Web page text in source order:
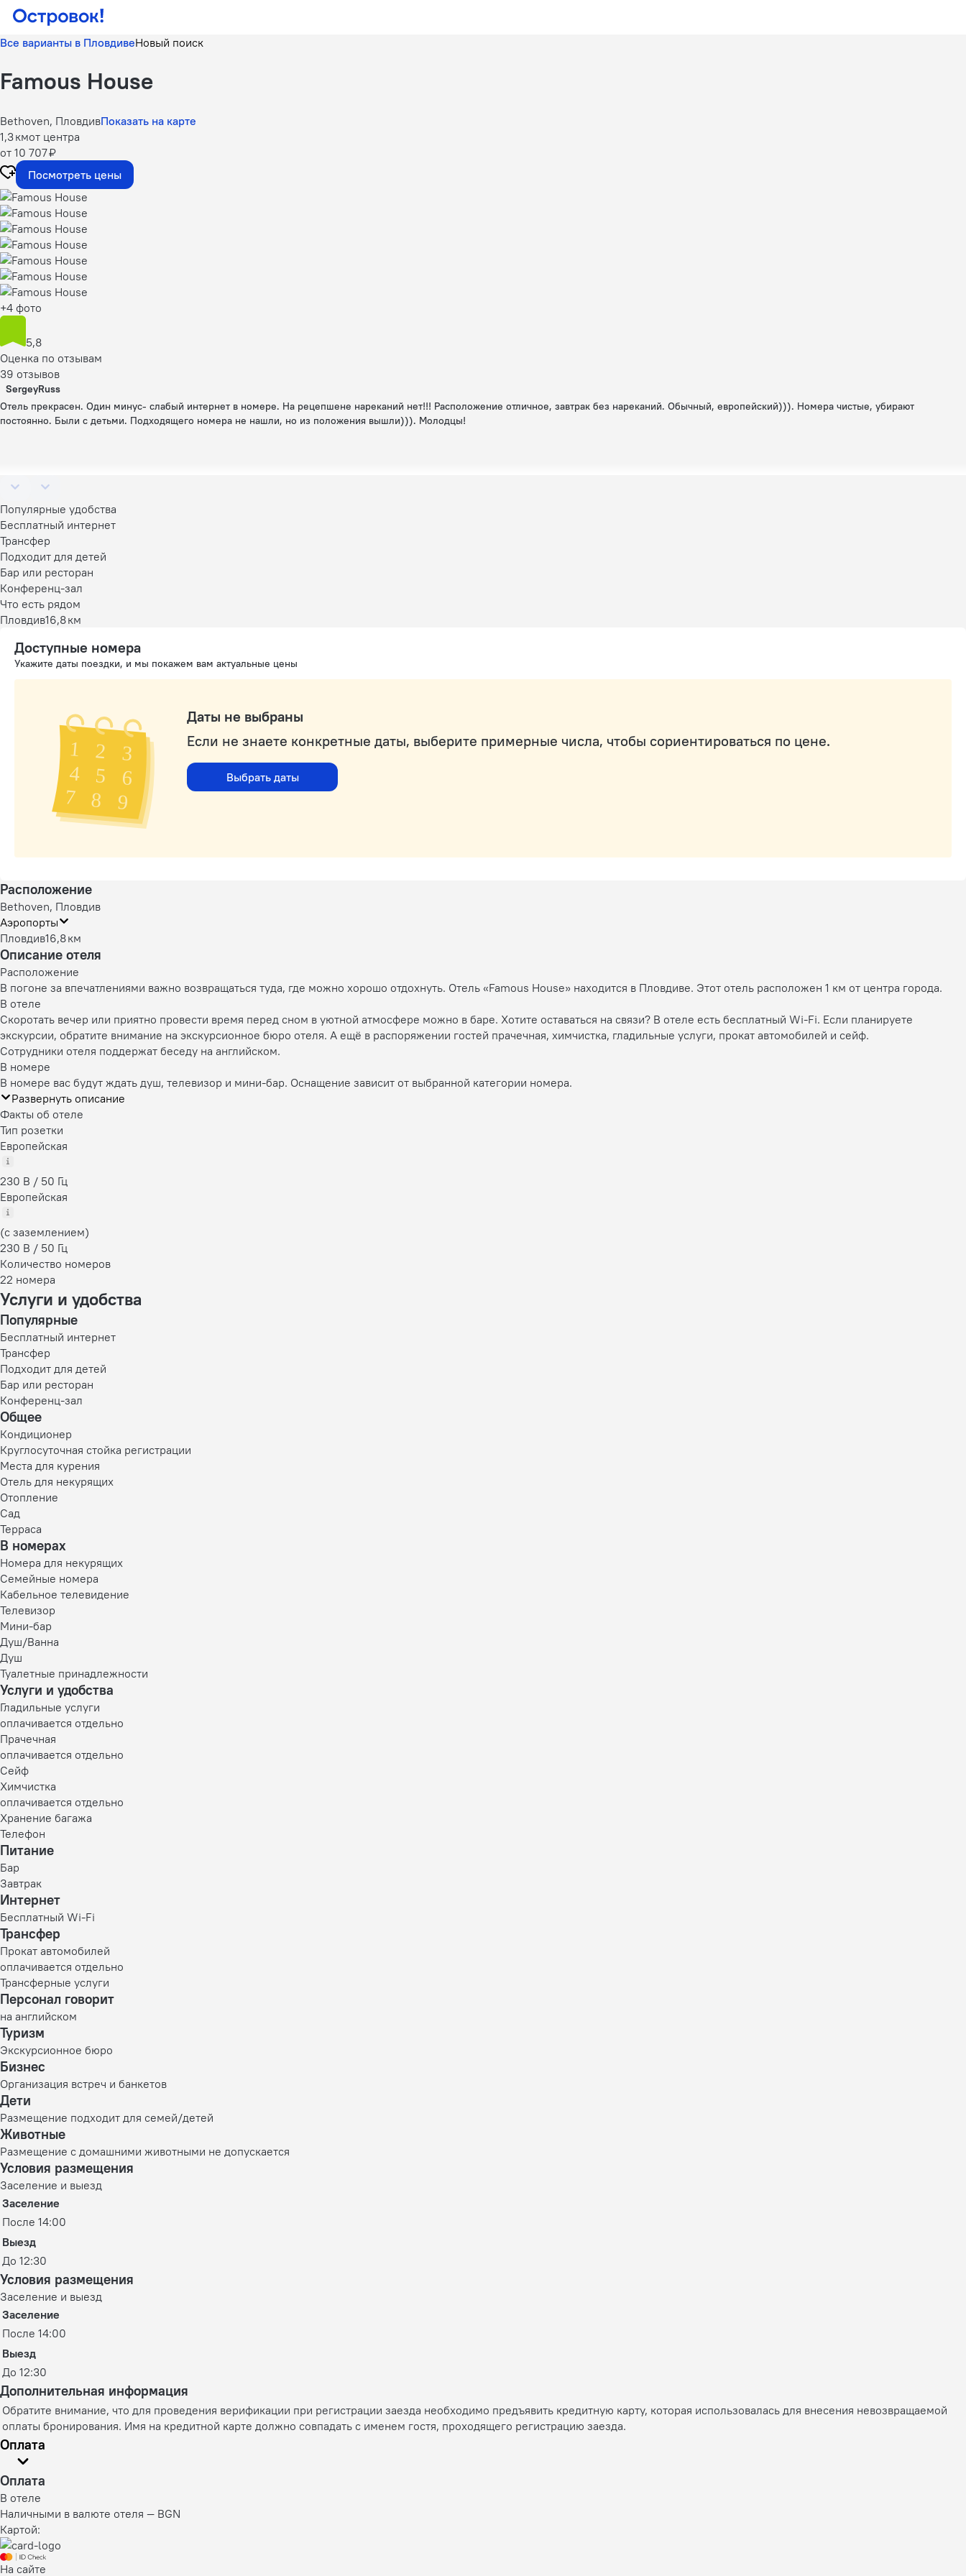
Все варианты в ПловдивеНовый поиск
Famous House
Bethoven, ПловдивПоказать на карте
1,3 кмот центра
от 10 707 ₽
Посмотреть цены
+4 фото
5,8
Оценка по отзывам
39 отзывов
SergeyRuss
Отель прекрасен. Один минус- слабый интернет в номере. На рецепшене нареканий нет!!! Расположение отличное, завтрак без нареканий. Обычный, европейский))). Номера чистые, убирают
постоянно. Были с детьми. Подходящего номера не нашли, но из положения вышли))). Молодцы!
Популярные удобства
Бесплатный интернет
Трансфер
Подходит для детей
Бар или ресторан
Конференц-зал
Что есть рядом
Пловдив16,8 км
Доступные номера
Укажите даты поездки, и мы покажем вам актуальные цены
Даты не выбраны
Если не знаете конкретные даты, выберите примерные числа, чтобы сориентироваться по цене.
Выбрать даты
Расположение
Bethoven, Пловдив
Аэропорты
Пловдив16,8 км
Описание отеля
Расположение
В погоне за впечатлениями важно возвращаться туда, где можно хорошо отдохнуть. Отель «Famous House» находится в Пловдиве. Этот отель расположен 1 км от центра города.
В отеле
Скоротать вечер или приятно провести время перед сном в уютной атмосфере можно в баре. Хотите оставаться на связи? В отеле есть бесплатный Wi-Fi. Если планируете
экскурсии, обратите внимание на экскурсионное бюро отеля. А ещё в распоряжении гостей прачечная, химчистка, гладильные услуги, прокат автомобилей и сейф.
Сотрудники отеля поддержат беседу на английском.
В номере
В номере вас будут ждать душ, телевизор и мини-бар. Оснащение зависит от выбранной категории номера.
Развернуть описание
Факты об отеле
Тип розетки
Европейская
230 В / 50 Гц
Европейская
(с заземлением)
230 В / 50 Гц
Количество номеров
22 номера
Услуги и удобства
Популярные
Бесплатный интернет
Трансфер
Подходит для детей
Бар или ресторан
Конференц-зал
Общее
Кондиционер
Круглосуточная стойка регистрации
Места для курения
Отель для некурящих
Отопление
Сад
Терраса
В номерах
Номера для некурящих
Семейные номера
Кабельное телевидение
Телевизор
Мини-бар
Душ/Ванна
Душ
Туалетные принадлежности
Услуги и удобства
Гладильные услуги
оплачивается отдельно
Прачечная
оплачивается отдельно
Сейф
Химчистка
оплачивается отдельно
Хранение багажа
Телефон
Питание
Бар
Завтрак
Интернет
Бесплатный Wi-Fi
Трансфер
Прокат автомобилей
оплачивается отдельно
Трансферные услуги
Персонал говорит
на английском
Туризм
Экскурсионное бюро
Бизнес
Организация встреч и банкетов
Дети
Размещение подходит для семей/детей
Животные
Размещение с домашними животными не допускается
Условия размещения
Заселение и выезд
Заселение
После 14:00
Выезд
До 12:30
Условия размещения
Заселение и выезд
Заселение
После 14:00
Выезд
До 12:30
Дополнительная информация
Обратите внимание, что для проведения верификации при регистрации заезда необходимо предъявить кредитную карту, которая использовалась для внесения невозвращаемой
оплаты бронирования. Имя на кредитной карте должно совпадать с именем гостя, проходящего регистрацию заезда.
Оплата
Оплата
В отеле
Наличными в валюте отеля — BGN
Картой:
На сайте